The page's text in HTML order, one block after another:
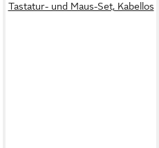
Tastatur- und Maus-Set, Kabellos